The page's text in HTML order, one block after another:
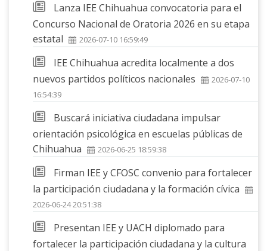
Lanza IEE Chihuahua convocatoria para el
Concurso Nacional de Oratoria 2026 en su etapa
estatal
2026-07-10 16:59:49
IEE Chihuahua acredita localmente a dos
nuevos partidos políticos nacionales
2026-07-10
16:54:39
Buscará iniciativa ciudadana impulsar
orientación psicológica en escuelas públicas de
Chihuahua
2026-06-25 18:59:38
Firman IEE y CFOSC convenio para fortalecer
la participación ciudadana y la formación cívica
2026-06-24 20:51:38
Presentan IEE y UACH diplomado para
fortalecer la participación ciudadana y la cultura